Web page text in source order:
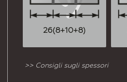
26(8+10+8)
>> Consigli sugli spessori